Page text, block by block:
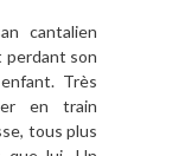
cantalien
perdant son
Très
en train
tous plus